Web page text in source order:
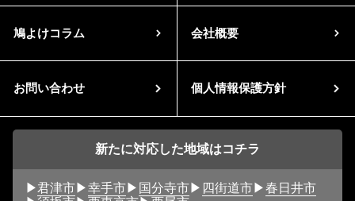
鳩よけコラム 会社概要
お問い合わせ 個人情報保護方針
新たに対応した地域はコチラ
君津市 幸手市 国分寺市 四街道市
春日井市